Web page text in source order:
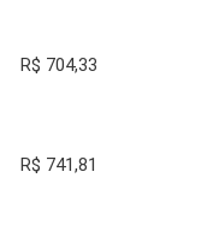
R$ 704,33
R$ 741,81